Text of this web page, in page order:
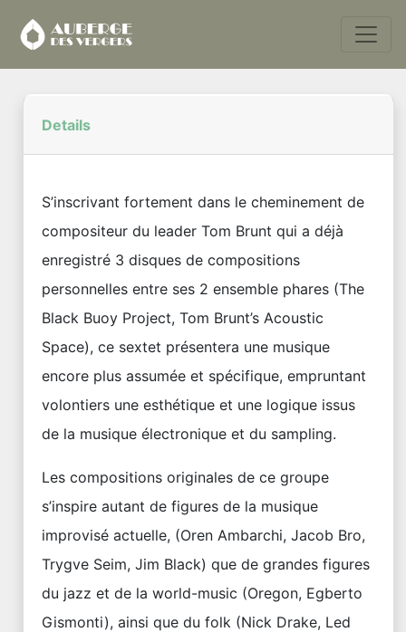
Details
S’inscrivant fortement dans le cheminement de
compositeur du leader Tom Brunt qui a déjà
enregistré 3 disques de compositions
personnelles entre ses 2 ensemble phares (The
Black Buoy Project, Tom Brunt’s Acoustic
Space), ce sextet présentera une musique
encore plus assumée et spécifique, empruntant
volontiers une esthétique et une logique issus
de la musique électronique et du sampling.
Les compositions originales de ce groupe
s’inspire autant de figures de la musique
improvisé actuelle, (Oren Ambarchi, Jacob Bro,
Trygve Seim, Jim Black) que de grandes figures
du jazz et de la world-music (Oregon, Egberto
Gismonti), ainsi que du folk (Nick Drake, Led